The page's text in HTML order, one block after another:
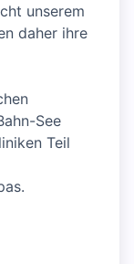
unserem
daher ihre
See
Teil